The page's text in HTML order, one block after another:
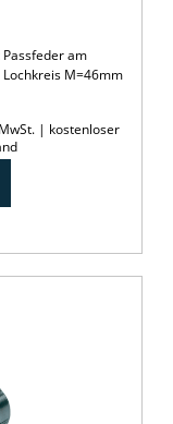
am
M=46mm
| kostenloser